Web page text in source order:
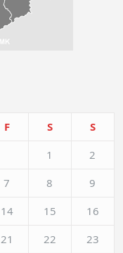
F S
S
1
2
7 8
9
14 15
16
21 22
23